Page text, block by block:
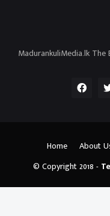
MadurankuliMedia.lk
© Copyright 2018 -
Home About